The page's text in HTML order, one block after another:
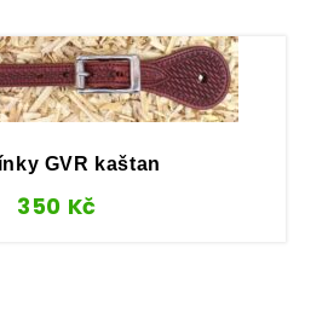
GVR kaštan
350 Kč